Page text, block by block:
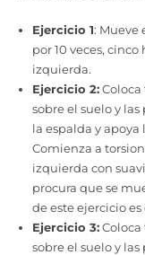
Ejercicio 1: Mueve
por 10 veces,
izquierda.
Ejercicio 2:Coloca
sobre el suelo y las
la espalda y apoya
Comienza a
izquierda con
procura que se
de este ejercicio
Ejercicio 3:Coloca
sobre el suelo y